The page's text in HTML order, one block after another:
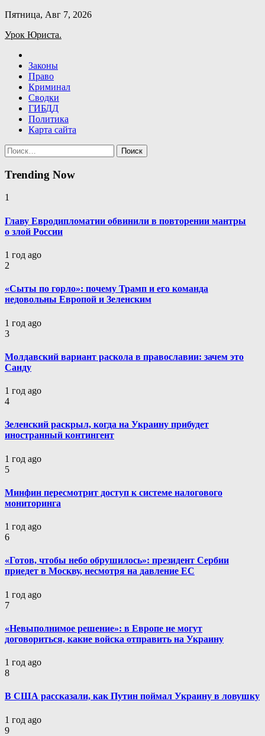
Skip
content
Пятница, Авг 7, 2026
Урок Юриста.
Законы
Право
Криминал
Сводки
ГИБДД
Политика
Карта сайта
Найти:
Trending Now
1
Главу Евродипломатии обвинили в повторении мантры
о злой России
1 год ago
2
«Cыты по горло»: почему Трамп и его команда
недовольны Европой и Зеленским
1 год ago
3
Молдавский вариант раскола в православии: зачем это
Санду
1 год ago
4
Зеленский раскрыл, когда на Украину прибудет
иностранный контингент
1 год ago
5
Минфин пересмотрит доступ к системе налогового
мониторинга
1 год ago
6
«Готов, чтобы небо обрушилось»: президент Сербии
приедет в Москву, несмотря на давление ЕС
1 год ago
7
«Невыполнимое решение»: в Европе не могут
договориться, какие войска отправить на Украину
1 год ago
8
В США рассказали, как Путин поймал Украину в ловушку
1 год ago
9